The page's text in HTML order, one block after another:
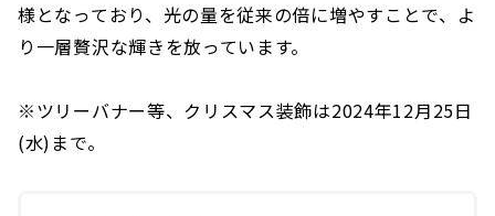
様となっており、光の量を従来の倍に増やすことで、よ
り一層贅沢な輝きを放っています。
※ツリーバナー等、クリスマス装飾は2024年12月25日
(水)まで。